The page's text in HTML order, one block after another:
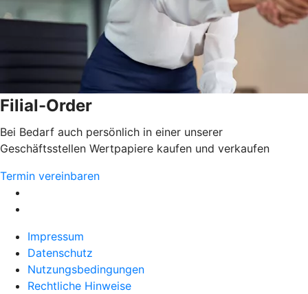
Filial-Order
Bei Bedarf auch persönlich in einer unserer
Geschäftsstellen Wertpapiere kaufen und verkaufen
Termin vereinbaren
Impressum
Datenschutz
Nutzungsbedingungen
Rechtliche Hinweise